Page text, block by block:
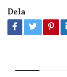
Dela